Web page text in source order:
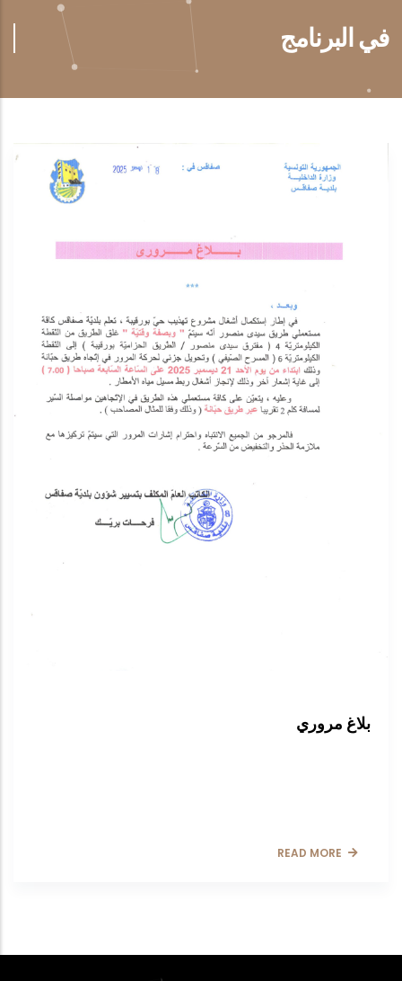
في البرنامج
بلاغ مروري
READ MORE